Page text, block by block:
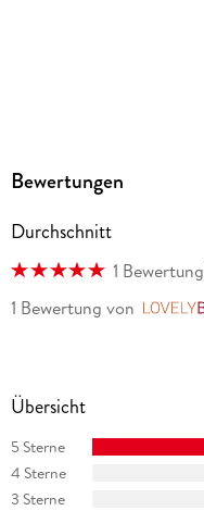
Audioinhalt
GTIN
9783754004838
Bewertungen
Durchschnitt
1 Bewertung
1 Bewertung von
Übersicht
5 Sterne
4 Sterne
3 Sterne